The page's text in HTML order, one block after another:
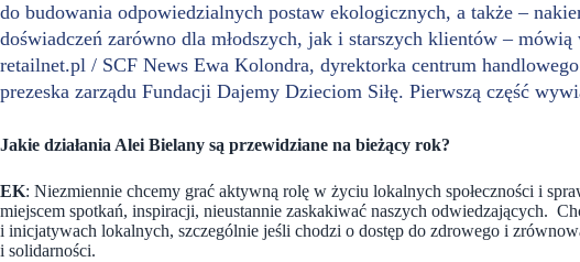
do budowania odpowiedzialnych postaw ekologicznych, a także –
doświadczeń zarówno dla młodszych, jak i starszych klientów –
retailnet.pl / SCF News Ewa Kolondra, dyrektorka centrum
prezeska zarządu Fundacji Dajemy Dzieciom Siłę. Pierwszą część
Jakie działania Alei Bielany są przewidziane na bieżący rok?
EK: Niezmiennie chcemy grać aktywną rolę w życiu lokalnych społeczności i
miejscem spotkań, inspiracji, nieustannie zaskakiwać naszych odwiedzających.
i inicjatywach lokalnych, szczególnie jeśli chodzi o dostęp do zdrowego i
i solidarności.